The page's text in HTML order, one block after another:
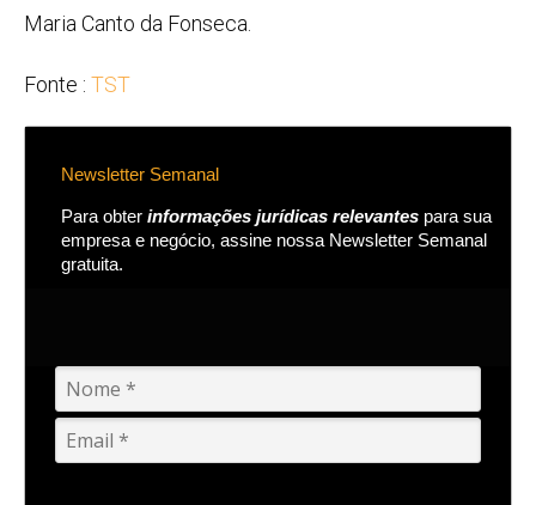
Maria Canto da Fonseca.
Fonte : TST
Newsletter Semanal
Para obter informações jurídicas relevantes para sua
empresa e negócio, assine nossa Newsletter Semanal
gratuita.